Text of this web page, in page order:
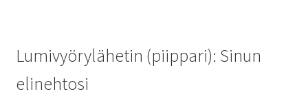
Lumivyörylähetin (piippari): Sinun
elinehtosi